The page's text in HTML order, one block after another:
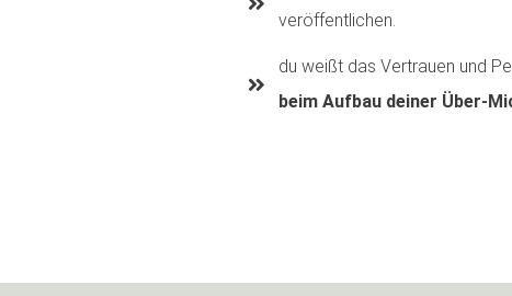
veröffentlichen.
du weißt das Vertrauen und
beim Aufbau deiner Über-